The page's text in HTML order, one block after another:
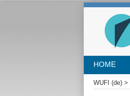
SKIP
CONTENT
HOME
WUFI (de) >